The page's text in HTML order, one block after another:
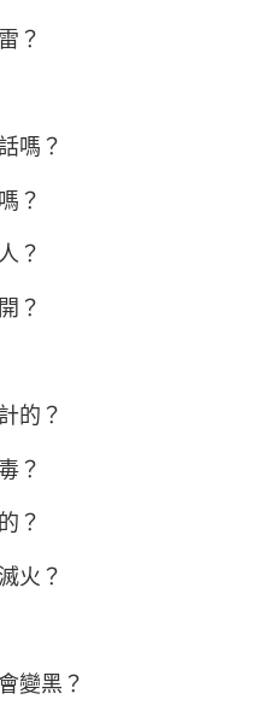
？
嗎？
？
？
？
的？
？
？
火？
變黑？